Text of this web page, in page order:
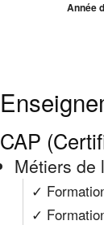
Année
CAP
Métiers de
✓
✓